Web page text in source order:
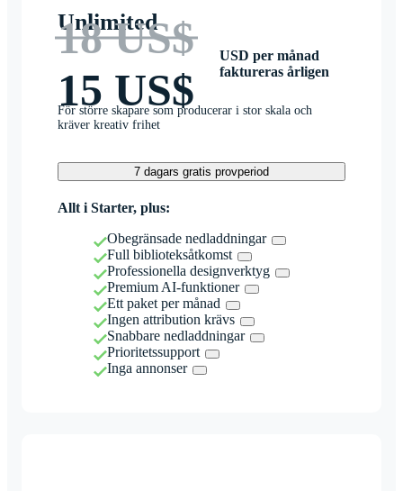
Unlimited
18 US$
15 US$
USD per månad
faktureras årligen
För större skapare som producerar i stor skala och
kräver kreativ frihet
7 dagars gratis provperiod
Allt i Starter, plus:
Obegränsade nedladdningar
Full biblioteksåtkomst
Professionella designverktyg
Premium AI-funktioner
Ett paket per månad
Ingen attribution krävs
Snabbare nedladdningar
Prioritetssupport
Inga annonser